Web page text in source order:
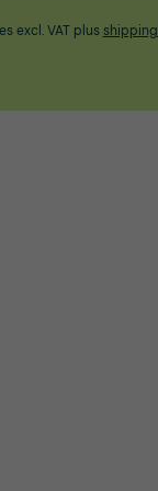
excl. VAT plus